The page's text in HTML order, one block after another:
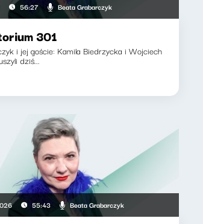
56:27 Beata Grabarczyk
301
i jej goście: Kamila Biedrzycka i Wojciech
dziś...
55:43 Beata Grabarczyk